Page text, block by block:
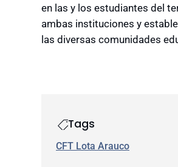
en las y los estudiantes del
ambas instituciones y
las diversas comunidades
Tags
CFT Lota Arauco